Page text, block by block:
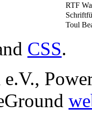
RTF
Toul
CSS.
e.V.,